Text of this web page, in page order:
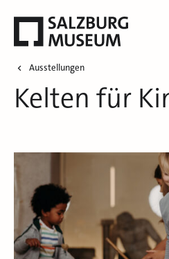
Ausstellungen
Kelten für